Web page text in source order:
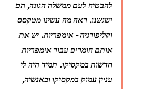
להבטיח לעם ממשלה הגונה, הם
ישגשגו. ראה מה עשינו מטקסס
וקליפורניה - אימפריות. יש את
אותם חומרים עבור אימפריות
חדשות במקסיקו. תמיד היה לי
עניין עמוק במקסיקו ובאנשיה,